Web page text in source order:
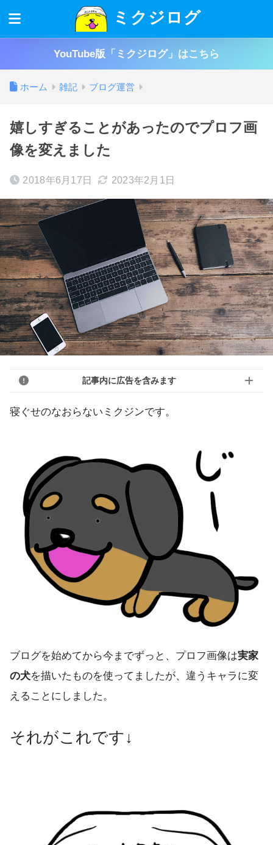
ミクジログ
YouTube版「ミクジログ」はこちら
ホーム 雑記 ブログ運営
嬉しすぎることがあったのでプロフ画
像を変えました
2018年6月17日 2023年2月1日
記事内に広告を含みます
寝ぐせのなおらないミクジンです。
ブログを始めてから今までずっと、プロフ画像は実家
の犬を描いたものを使ってましたが、違うキャラに変
えることにしました。
それがこれです↓